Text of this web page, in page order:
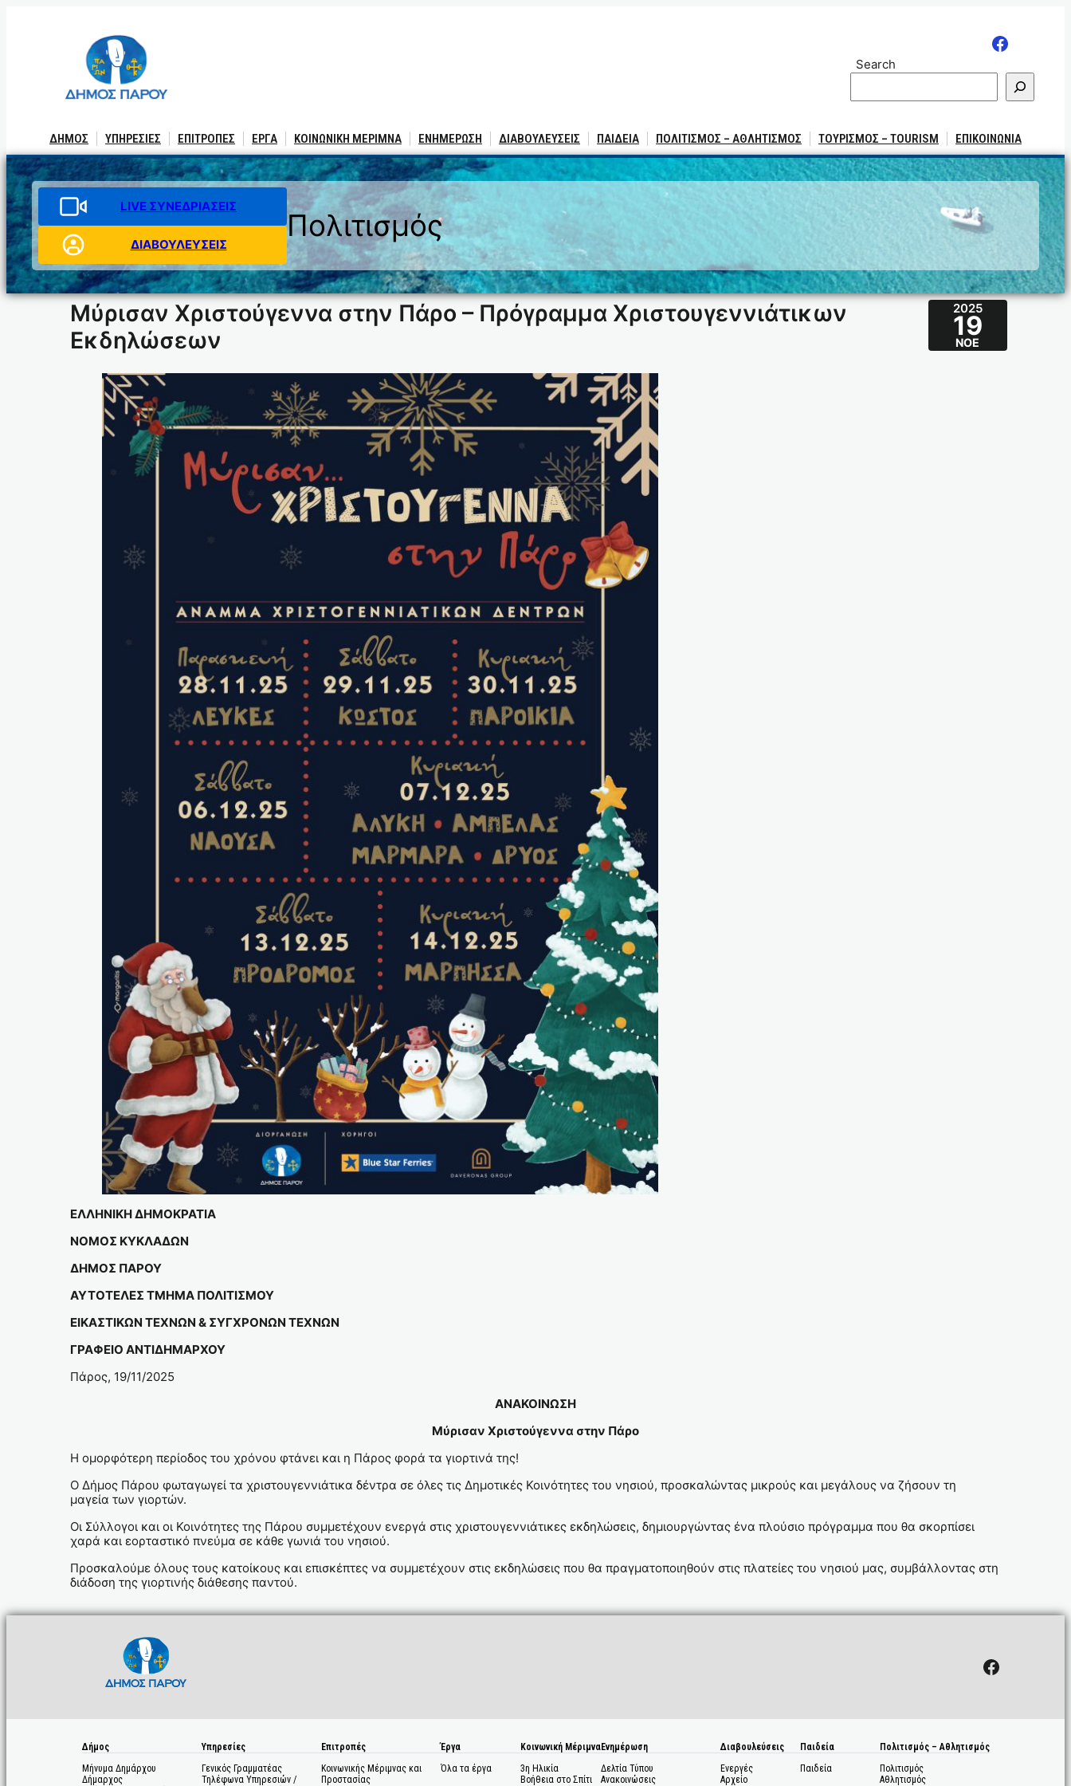
Search
ΔΗΜΟΣ ΥΠΗΡΕΣΙΕΣ ΕΠΙΤΡΟΠΕΣ ΕΡΓΑ ΚΟΙΝΩΝΙΚΗ ΜΕΡΙΜΝΑ ΕΝΗΜΕΡΩΣΗ ΔΙΑΒΟΥΛΕΥΣΕΙΣ ΠΑΙΔΕΙΑ ΠΟΛΙΤΙΣΜΟΣ – ΑΘΛΗΤΙΣΜΟΣ ΤΟΥΡΙΣΜΟΣ – TOURISM ΕΠΙΚΟΙΝΩΝΙΑ
LIVE ΣΥΝΕΔΡΙΑΣΕΙΣ
ΔΙΑΒΟΥΛΕΥΣΕΙΣ
Πολιτισμός
Μύρισαν Χριστούγεννα στην Πάρο – Πρόγραμμα Χριστουγεννιάτικων
Εκδηλώσεων
2025
19
ΝΟΈ
ΕΛΛΗΝΙΚΗ ΔΗΜΟΚΡΑΤΙΑ
ΝΟΜΟΣ ΚΥΚΛΑΔΩΝ
ΔΗΜΟΣ ΠΑΡΟΥ
ΑΥΤΟΤΕΛΕΣ ΤΜΗΜΑ ΠΟΛΙΤΙΣΜΟΥ
ΕΙΚΑΣΤΙΚΩΝ ΤΕΧΝΩΝ & ΣΥΓΧΡΟΝΩΝ ΤΕΧΝΩΝ
ΓΡΑΦΕΙΟ ΑΝΤΙΔΗΜΑΡΧΟΥ
Πάρος, 19/11/2025
ΑΝΑΚΟΙΝΩΣΗ
Μύρισαν Χριστούγεννα στην Πάρο
Η ομορφότερη περίοδος του χρόνου φτάνει και η Πάρος φορά τα γιορτινά της!
Ο Δήμος Πάρου φωταγωγεί τα χριστουγεννιάτικα δέντρα σε όλες τις Δημοτικές Κοινότητες του νησιού, προσκαλώντας μικρούς και μεγάλους να ζήσουν τη
μαγεία των γιορτών.
Οι Σύλλογοι και οι Κοινότητες της Πάρου συμμετέχουν ενεργά στις χριστουγεννιάτικες εκδηλώσεις, δημιουργώντας ένα πλούσιο πρόγραμμα που θα σκορπίσει
χαρά και εορταστικό πνεύμα σε κάθε γωνιά του νησιού.
Προσκαλούμε όλους τους κατοίκους και επισκέπτες να συμμετέχουν στις εκδηλώσεις που θα πραγματοποιηθούν στις πλατείες του νησιού μας, συμβάλλοντας στη
διάδοση της γιορτινής διάθεσης παντού.
Facebook
Δήμος
Μήνυμα Δημάρχου
Δήμαρχος
Υπηρεσίες
Γενικός Γραμματέας
Τηλέφωνα Υπηρεσιών /
Επιτροπές
Κοινωνικής Μέριμνας και
Προστασίας
Έργα
Όλα τα έργα
Κοινωνική Μέριμνα
3η Ηλικία
Βοήθεια στο Σπίτι
Ενημέρωση
Δελτία Τύπου
Ανακοινώσεις
Διαβουλεύσεις
Ενεργές
Αρχείο
Παιδεία
Παιδεία
Πολιτισμός – Αθλητισμός
Πολιτισμός
Αθλητισμός